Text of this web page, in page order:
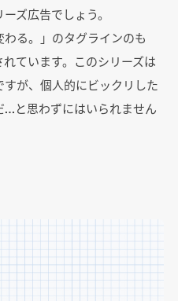
ズ広告でしょう。
わる。」のタグラインのも
ています。このシリーズは
が、個人的にビックリした
と思わずにはいられません